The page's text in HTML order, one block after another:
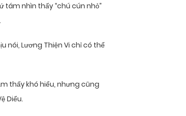
tám nhìn thấy “chú cún nhỏ”
nói, Lương Thiện Vi chỉ có thể
thấy khó hiểu, nhưng cũng
Diểu.